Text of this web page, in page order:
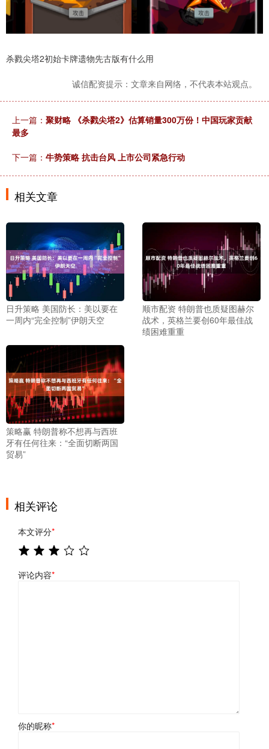
杀戮尖塔2初始卡牌遗物先古版有什么用
诚信配资提示：文章来自网络，不代表本站观点。
上一篇： 聚财略 《杀戮尖塔2》估算销量300万份！中国玩家贡献
最多
下一篇： 牛势策略 抗击台风 上市公司紧急行动
相关文章
日升策略 美国防长：美以要在
一周内“完全控制”伊朗天空
顺市配资 特朗普也质疑图赫尔
战术，英格兰要创60年最佳战
绩困难重重
策略赢 特朗普称不想再与西班
牙有任何往来：“全面切断两国
贸易”
相关评论
本文评分*
评论内容*
你的昵称*